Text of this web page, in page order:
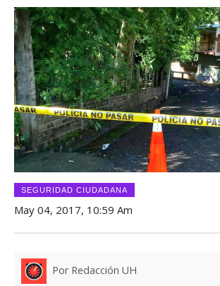
SEGURIDAD CIUDADANA
May 04, 2017, 10:59 Am
Por Redacción UH